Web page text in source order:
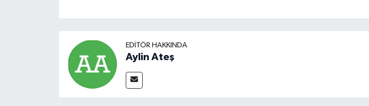
EDITÖR HAKKINDA
Aylin Ateş